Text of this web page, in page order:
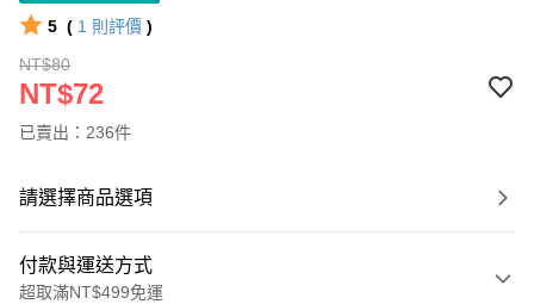
5 ( 1 則評價 )
NT$80
NT$72
已賣出：236件
請選擇商品選項
付款與運送方式
超取滿NT$499免運